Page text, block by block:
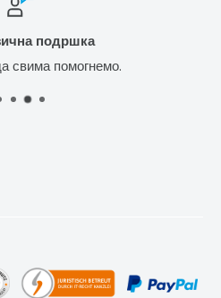
подршка
свима помогнемо.